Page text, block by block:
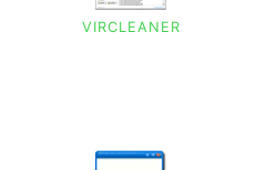
VIRCLEANER